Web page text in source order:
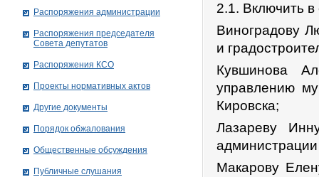
2.1. Включить
Виноградову
и
Кувшинова
управлению
Кировска;
Лазареву
Макарову
Распоряжения администрации
Распоряжения председателя
Совета депутатов
Распоряжения КСО
Проекты нормативных актов
Другие документы
Порядок обжалования
Общественные обсуждения
Публичные слушания